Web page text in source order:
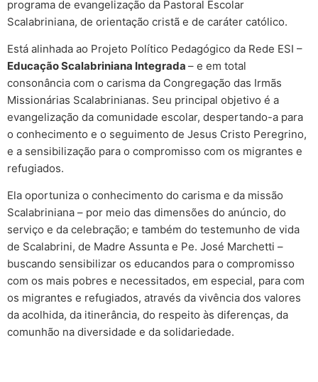
programa de evangelização da Pastoral Escolar
Scalabriniana, de orientação cristã e de caráter católico.
Está alinhada ao Projeto Político Pedagógico da Rede ESI –
Educação Scalabriniana Integrada – e em total
consonância com o carisma da Congregação das Irmãs
Missionárias Scalabrinianas. Seu principal objetivo é a
evangelização da comunidade escolar, despertando-a para
o conhecimento e o seguimento de Jesus Cristo Peregrino,
e a sensibilização para o compromisso com os migrantes e
refugiados.
Ela oportuniza o conhecimento do carisma e da missão
Scalabriniana – por meio das dimensões do anúncio, do
serviço e da celebração; e também do testemunho de vida
de Scalabrini, de Madre Assunta e Pe. José Marchetti –
buscando sensibilizar os educandos para o compromisso
com os mais pobres e necessitados, em especial, para com
os migrantes e refugiados, através da vivência dos valores
da acolhida, da itinerância, do respeito às diferenças, da
comunhão na diversidade e da solidariedade.